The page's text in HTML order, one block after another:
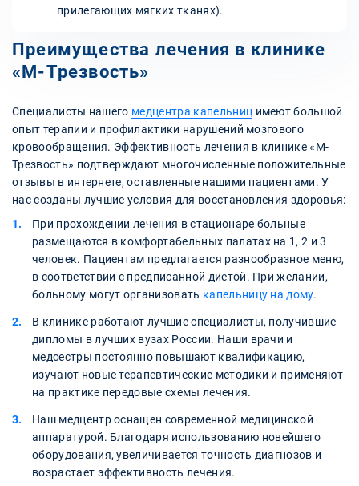
прилегающих мягких тканях).
Преимущества лечения в клинике
«М-Трезвость»
Специалисты нашего медцентра капельниц имеют большой
опыт терапии и профилактики нарушений мозгового
кровообращения. Эффективность лечения в клинике «М-
Трезвость» подтверждают многочисленные положительные
отзывы в интернете, оставленные нашими пациентами. У
нас созданы лучшие условия для восстановления здоровья:
При прохождении лечения в стационаре больные
размещаются в комфортабельных палатах на 1, 2 и 3
человек. Пациентам предлагается разнообразное меню,
в соответствии с предписанной диетой. При желании,
больному могут организовать капельницу на дому.
В клинике работают лучшие специалисты, получившие
дипломы в лучших вузах России. Наши врачи и
медсестры постоянно повышают квалификацию,
изучают новые терапевтические методики и применяют
на практике передовые схемы лечения.
Наш медцентр оснащен современной медицинской
аппаратурой. Благодаря использованию новейшего
оборудования, увеличивается точность диагнозов и
возрастает эффективность лечения.